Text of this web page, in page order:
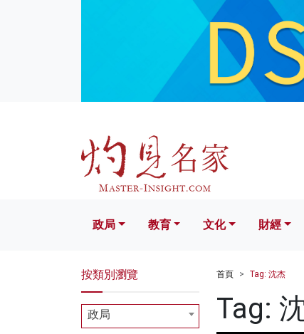
文化 財經 生
政局 教育 文化 財經
首頁 Tag: 沈杰
Tag:
按類別瀏覽
政局